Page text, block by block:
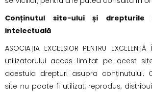
Conținutul site-ului și drepturile
intelectuală
ASOCIAȚIA EXCELSIOR PENTRU
utilizatorului acces limitat pe acest
acestuia drepturi asupra conținutului.
site nu poate fi utilizat, reprodus,